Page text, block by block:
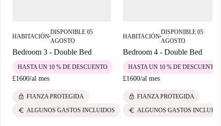
HABITACIÓN■
DISPONIBLE 05
AGOSTO
Bedroom 3 - Double Bed
£1600/al mes
HASTA UN 10 % DE DESCUENTO
lock FIANZA PROTEGIDA
euro ALGUNOS GASTOS INCLUIDOS
HABITACIÓN■
DISPONIBLE 05
AGOSTO
Bedroom 4 - Double Bed
£1600/al mes
HASTA UN 10 % DE DESCUENTO
lock FIANZA PROTEGIDA
euro ALGUNOS GASTOS